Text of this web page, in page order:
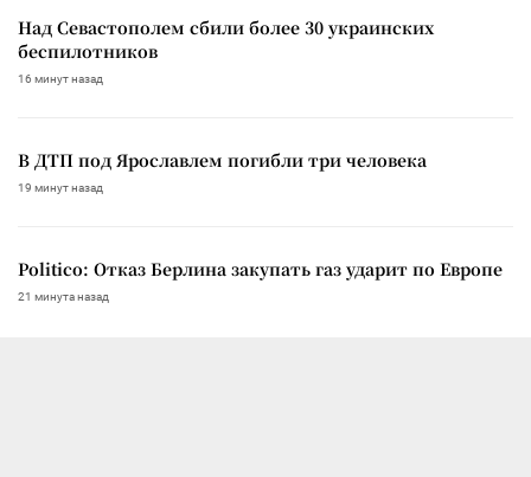
Над Севастополем сбили более 30 украинских
беспилотников
16 минут назад
В ДТП под Ярославлем погибли три человека
19 минут назад
Politico: Отказ Берлина закупать газ ударит по Европе
21 минута назад